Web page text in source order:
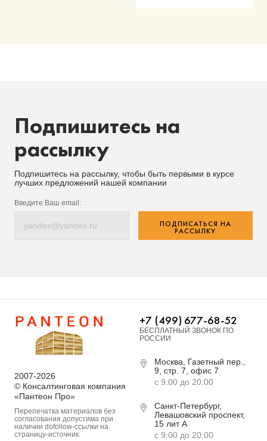
Подпишитесь на
рассылку
Подпишитесь на рассылку, чтобы быть первыми в курсе
лучших предложений нашей компании
Введите Ваш email:
ПОДПИСАТЬСЯ НА
РАССЫЛКУ
2007-2026
© Консалтинговая компания
«Пантеон Про»
Перепечатка материалов без
согласования допустима при
наличии dofollow-ссылки на
страницу-источник.
+7 (499) 677-68-52
БЕСПЛАТНЫЙ ЗВОНОК ПО
РОССИИ
Москва, Газетный пер.,
9, стр. 7, офис 7
с 9:00 до 20:00
Санкт-Петербург,
Левашовский проспект,
15 лит А
с 9:00 до 20:00